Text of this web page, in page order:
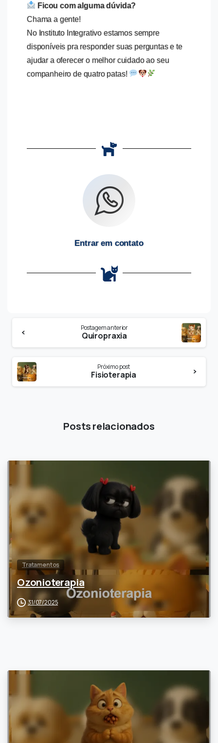
Ficou com alguma dúvida?
Chama a gente!
No Instituto Integrativo estamos sempre
disponíveis pra responder suas perguntas e te
ajudar a oferecer o melhor cuidado ao seu
companheiro de quatro patas!
Entrar em contato
Postagem anterior
Quiropraxia
Próximo post
Fisioterapia
Posts relacionados
Tratamentos
Ozonioterapia
31/07/2025